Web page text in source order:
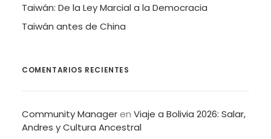
Taiwán: De la Ley Marcial a la Democracia
Taiwán antes de China
COMENTARIOS RECIENTES
Community Manageren Viaje a Bolivia 2026: Salar,
Andres y Cultura Ancestral